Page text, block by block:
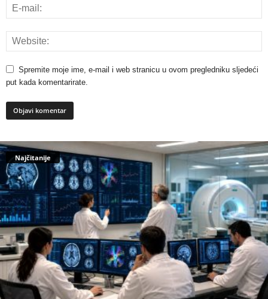
Spremite moje ime, e-mail i web stranicu u ovom pregledniku sljedeći
put kada komentarirate.
Najčitanije